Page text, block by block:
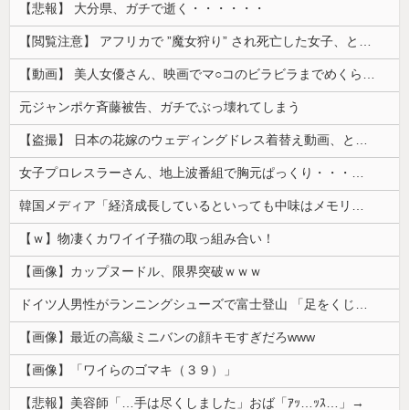
【悲報】 大分県、ガチで逝く・・・・・・
【閲覧注意】 アフリカで ”魔女狩り” され死亡した女子、とんでもなくエ□い体してると話題に
【動画】 美人女優さん、映画でマ○コのビラビラまでめくらせてしまうｗｗｗｗｗｗ
元ジャンポケ斉藤被告、ガチでぶっ壊れてしまう
【盗撮】 日本の花嫁のウェディングドレス着替え動画、とんでもない神乳だと海外で話題に
女子プロレスラーさん、地上波番組で胸元ぱっくり・・・（※画像あり）
韓国メディア「経済成長しているといっても中味はメモリ価格だけ。雇用増加見通しが半減してしまった」……韓国の内需不況は根強い状況っすね
【ｗ】物凄くカワイイ子猫の取っ組み合い！
【画像】カップヌードル、限界突破ｗｗｗ
ドイツ人男性がランニングシューズで富士登山 「足をくじいて動けない」
【画像】最近の高級ミニバンの顔キモすぎだろwww
【画像】「ワイらのゴマキ（３９）」
【悲報】美容師「…手は尽くしました」おば「ｱｯ…ｯｽ…」→